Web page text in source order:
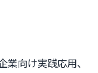
向け実践応用、